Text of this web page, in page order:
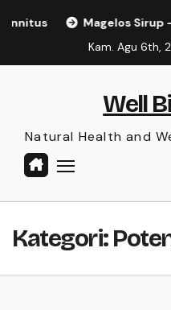
Magelos Sirup –
Kam. Agu 6th,
Well
Natural Health and
Kategori: